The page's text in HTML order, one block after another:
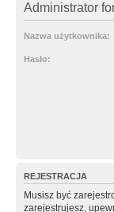
Administrator
Nazwa użytkownika:
Hasło:
REJESTRACJA
Musisz być
zarejestrujesz,